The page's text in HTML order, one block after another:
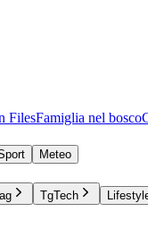
FilesFamiglia nel bosco
Meteo
TgTech